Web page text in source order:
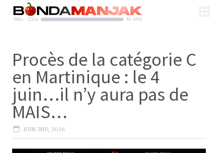
Procès de la catégorie C
en Martinique : le 4
juin…il n’y aura pas de
MAIS…
JUIN 2ND, 2026